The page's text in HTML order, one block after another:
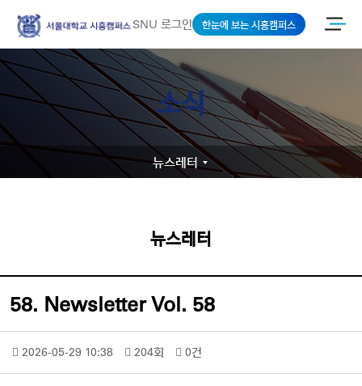
SNU 로그인 한눈에 보는 시흥캠퍼스
소식
뉴스레터
뉴스레터
58. Newsletter Vol. 58
2026-05-29 10:38 204회 0건